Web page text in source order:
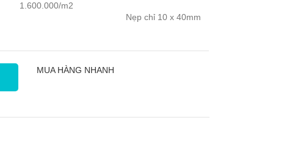
1.600.000/m2
Nẹp chỉ 10 x 40mm
MUA HÀNG NHANH